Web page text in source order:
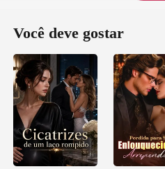
Você deve gostar